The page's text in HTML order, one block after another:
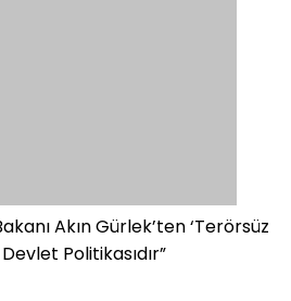
Akın Gürlek’ten ‘Terörsüz
Politikasıdır”